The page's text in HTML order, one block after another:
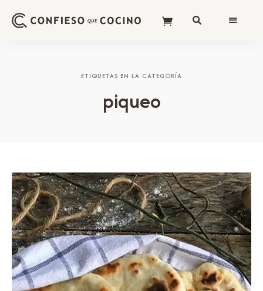
ETIQUETAS EN LA CATEGORÍA
piqueo